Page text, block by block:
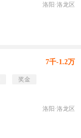
洛阳·洛龙区
7千-1.2万
奖金
洛阳·洛龙区